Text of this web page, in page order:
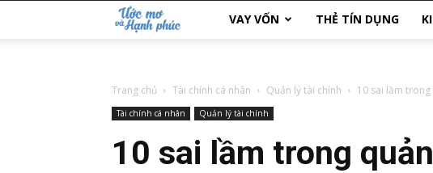
và
VAY VỐN THẺ TÍN DỤNG
Trang chủ Tài chính cá nhân Quản lý tài chính 10 sai lầm
Tài chính cá nhân Quản lý tài chính
10 sai lầm trong